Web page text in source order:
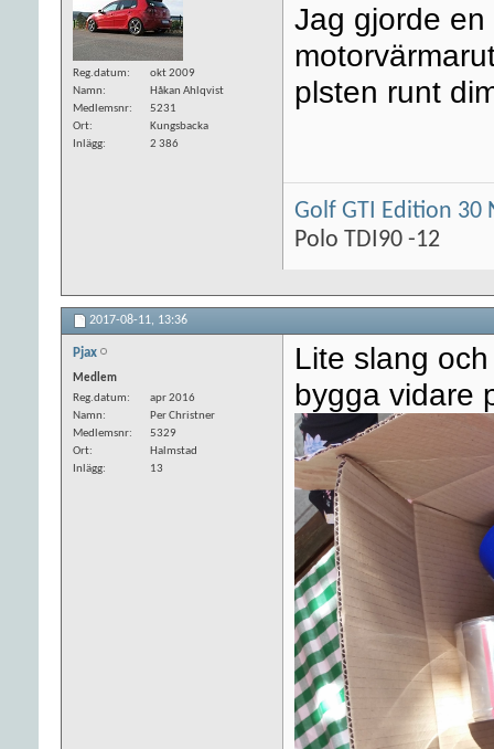
Reg.datum
okt 2009
Namn
Håkan Ahlqvist
Medlemsnr
5231
Ort
Kungsbacka
Inlägg
2 386
Jag gjorde
plsten runt
Golf GTI Edition 30
Polo TDI90 -12
2017-08-11, 13:36
Pjax
Medlem
Reg.datum
apr 2016
Namn
Per Christner
Medlemsnr
5329
Ort
Halmstad
Inlägg
13
Lite slang
bygga vidare